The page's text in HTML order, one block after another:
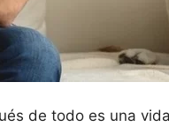
de todo es una